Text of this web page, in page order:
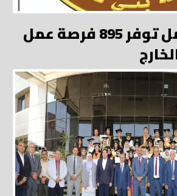
مديرية العمل توفر 895 فرصة عمل